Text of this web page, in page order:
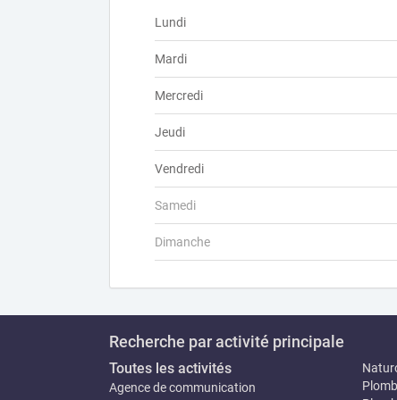
Lundi
Mardi
Mercredi
Jeudi
Vendredi
Samedi
Dimanche
Recherche par activité principale
Toutes les activités
Agence de communication